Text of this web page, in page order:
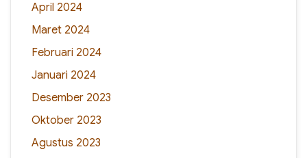
April 2024
Maret 2024
Februari 2024
Januari 2024
Desember 2023
Oktober 2023
Agustus 2023